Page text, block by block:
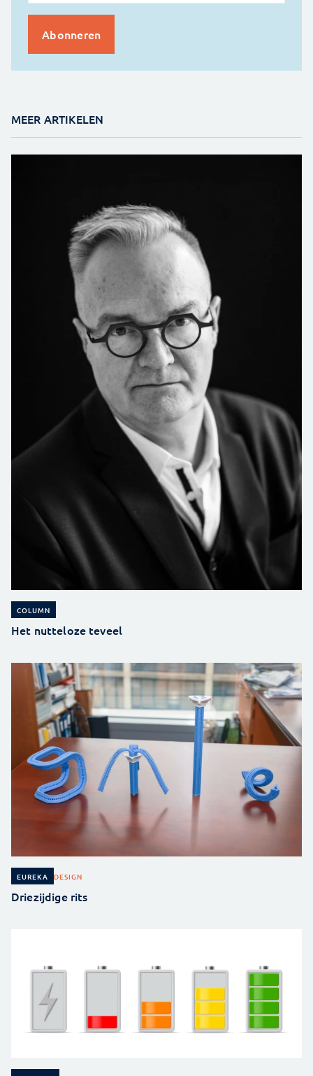
MEER ARTIKELEN
COLUMN
Het nutteloze teveel
EUREKA DESIGN
Driezijdige rits